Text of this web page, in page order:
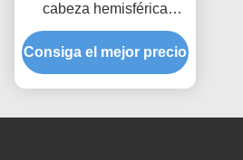
cabeza hemisférica
Titanio Plato cabeza
hemisférica Titanio
Equipo de titanio en
Consiga el mejor precio